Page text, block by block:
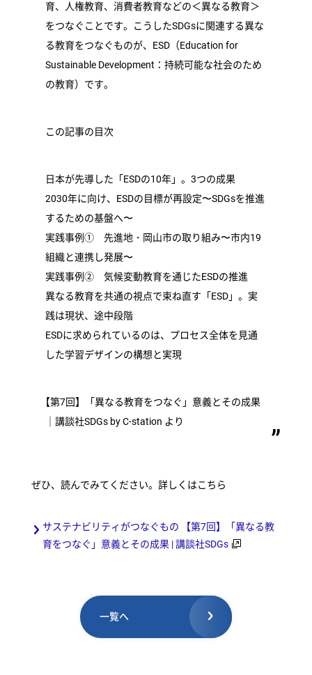
育、人権教育、消費者教育などの＜異なる教育＞
をつなぐことです。こうしたSDGsに関連する異な
る教育をつなぐものが、ESD（Education for
Sustainable Development：持続可能な社会のため
の教育）です。
この記事の目次
日本が先導した「ESDの10年」。3つの成果
2030年に向け、ESDの目標が再設定〜SDGsを推進
するための基盤へ〜
実践事例① 先進地・岡山市の取り組み〜市内19
組織と連携し発展〜
実践事例② 気候変動教育を通じたESDの推進
異なる教育を共通の視点で束ね直す「ESD」。実
践は現状、途中段階
ESDに求められているのは、プロセス全体を見通
した学習デザインの構想と実現
【第7回】「異なる教育をつなぐ」意義とその成果
｜講談社SDGs by C-station より
ぜひ、読んでみてください。詳しくはこちら
サステナビリティがつなぐもの 【第7回】「異なる教
育をつなぐ」意義とその成果 | 講談社SDGs
一覧へ